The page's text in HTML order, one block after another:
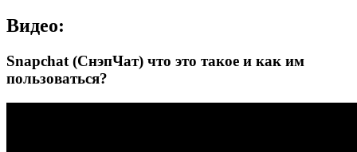
Видео:
Snapchat (СнэпЧат) что это такое и как им
пользоваться?